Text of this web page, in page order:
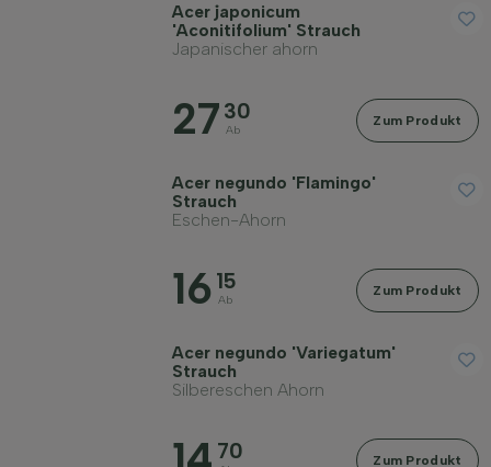
Acer japonicum
'Aconitifolium' Strauch
Japanischer ahorn
27 30
Ab
Zum Produkt
Acer negundo 'Flamingo'
Strauch
Eschen-Ahorn
16 15
Ab
Zum Produkt
Acer negundo 'Variegatum'
Strauch
Silbereschen Ahorn
70 Zum Produkt